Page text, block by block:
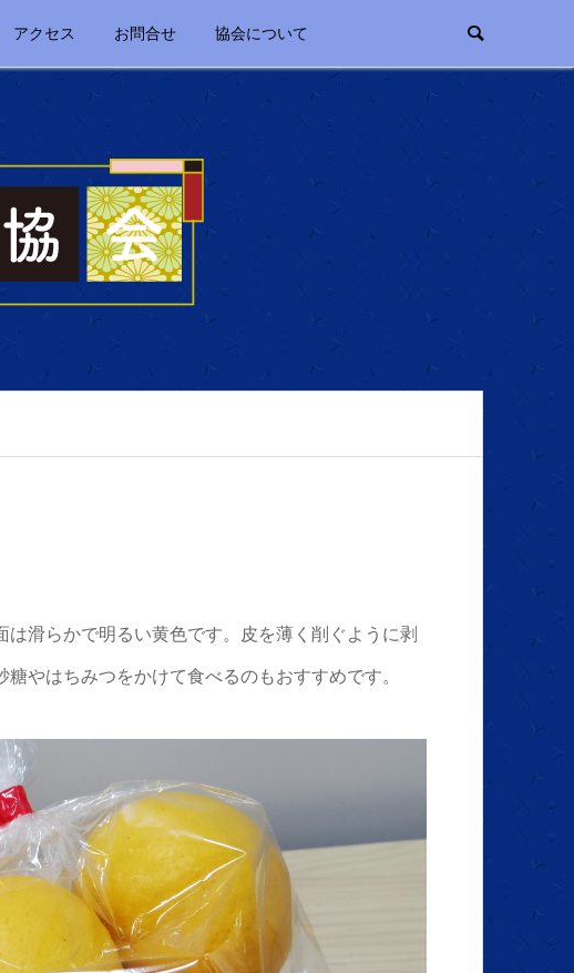
アクセス お問合せ 協会について
滑らかで明るい黄色です。皮を薄く削ぐように剥
やはちみつをかけて食べるのもおすすめです。